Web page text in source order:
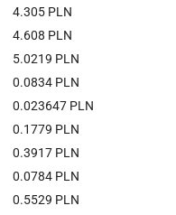
4.305 PLN
4.608 PLN
5.0219 PLN
0.0834 PLN
0.023647 PLN
0.1779 PLN
0.3917 PLN
0.0784 PLN
0.5529 PLN